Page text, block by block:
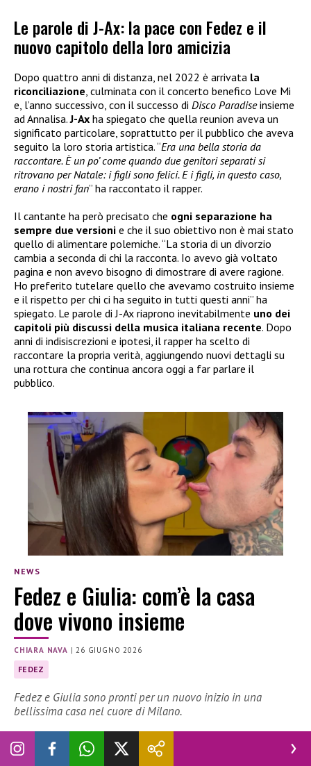
Le parole di J-Ax: la pace con Fedez e il
nuovo capitolo della loro amicizia
Dopo quattro anni di distanza, nel 2022 è arrivata la
riconciliazione , culminata con il concerto benefico Love Mi
e, l’anno successivo, con il successo di Disco Paradiseinsieme
ad Annalisa.J-Ax ha spiegato che quella reunion aveva un
significato particolare, soprattutto per il pubblico che aveva
seguito la loro storia artistica. “Era una bella storia da
raccontare. È un po’ come quando due genitori separati si
ritrovano per Natale: i figli sono felici. E i figli, in questo caso,
erano i nostri fan” ha raccontato il rapper.
Il cantante ha però precisato che ogni separazione ha
sempre due versioni e che il suo obiettivo non è mai stato
quello di alimentare polemiche. “La storia di un divorzio
cambia a seconda di chi la racconta. Io avevo già voltato
pagina e non avevo bisogno di dimostrare di avere ragione.
Ho preferito tutelare quello che avevamo costruito insieme
e il rispetto per chi ci ha seguito in tutti questi anni” ha
spiegato. Le parole di J-Ax riaprono inevitabilmente uno dei
capitoli più discussi della musica italiana recente. Dopo
anni di indisiscrezioni e ipotesi, il rapper ha scelto di
raccontare la propria verità, aggiungendo nuovi dettagli su
una rottura che continua ancora oggi a far parlare il
pubblico.
NEWS
Fedez e Giulia: com’è la casa
dove vivono insieme
CHIARA NAVA |26 GIUGNO 2026
FEDEZ
Fedez e Giulia sono pronti per un nuovo inizio in una
bellissima casa nel cuore di Milano.
Dove vivono Fedez e Giulia Honegger? La coppia ha scelto
una casa bellissima a pochi passi dal centro storico di Milano.